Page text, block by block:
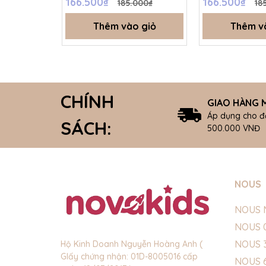
185.000₫
Thêm vào giỏ Thêm
CHÍNH
SÁCH:
GIAO HÀNG
Áp dụng cho
500.000 VNĐ
Hộ Kinh Doanh Nguyễn Hoàng Anh (
GIấy chứng nhận: 01D-8005016 cấp
NOUS
NOUS
NOUS
NOUS
NOUS